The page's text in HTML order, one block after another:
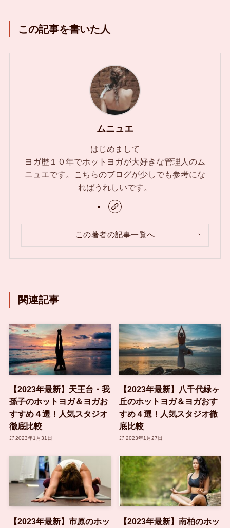
この記事を書いた人
ムニュエ
はじめまして
ヨガ歴１０年でホットヨガが大好きな管理人のム
ニュエです。こちらのブログが少しでも参考にな
ればうれしいです。
この著者の記事一覧へ
関連記事
【2023年最新】天王台・我
孫子のホットヨガ＆ヨガお
すすめ４選！人気スタジオ
徹底比較
2023年1月31日
【2023年最新】八千代緑ヶ
丘のホットヨガ＆ヨガおす
すめ４選！人気スタジオ徹
底比較
2023年1月27日
【2023年最新】市原のホッ
【2023年最新】南柏のホッ